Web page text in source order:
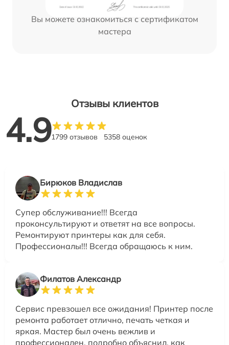
Вы можете ознакомиться с сертификатом
мастера
Отзывы клиентов
4.91799 отзывов 5358 оценок
Бирюков Владислав
Супер обслуживание!!! Всегда
проконсультируют и ответят на все вопросы.
Ремонтируют принтеры как для себя.
Профессионалы!!! Всегда обращаюсь к ним.
Филатов Александр
Сервис превзошел все ожидания! Принтер после
ремонта работает отлично, печать четкая и
яркая. Мастер был очень вежлив и
профессионален, подробно объяснил, как